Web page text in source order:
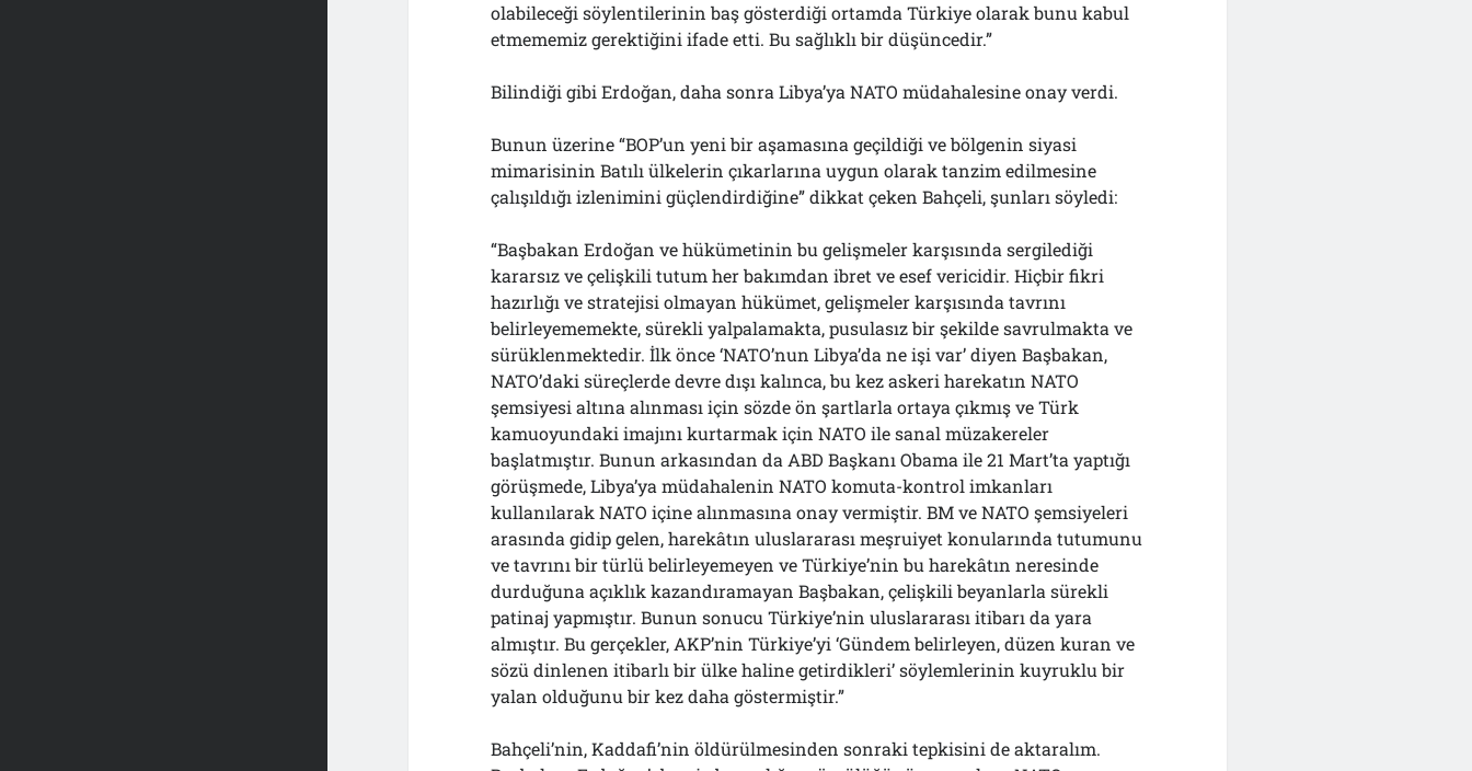
olabileceği söylentilerinin baş gösterdiği ortamda Türkiye olarak bunu kabul
etmememiz gerektiğini ifade etti. Bu sağlıklı bir düşüncedir.”
Bilindiği gibi Erdoğan, daha sonra Libya’ya NATO müdahalesine onay verdi.
Bunun üzerine “BOP’un yeni bir aşamasına geçildiği ve bölgenin siyasi
mimarisinin Batılı ülkelerin çıkarlarına uygun olarak tanzim edilmesine
çalışıldığı izlenimini güçlendirdiğine” dikkat çeken Bahçeli, şunları söyledi:
“Başbakan Erdoğan ve hükümetinin bu gelişmeler karşısında sergilediği
kararsız ve çelişkili tutum her bakımdan ibret ve esef vericidir. Hiçbir fikri
hazırlığı ve stratejisi olmayan hükümet, gelişmeler karşısında tavrını
belirleyememekte, sürekli yalpalamakta, pusulasız bir şekilde savrulmakta ve
sürüklenmektedir. İlk önce ‘NATO’nun Libya’da ne işi var’ diyen Başbakan,
NATO’daki süreçlerde devre dışı kalınca, bu kez askeri harekatın NATO
şemsiyesi altına alınması için sözde ön şartlarla ortaya çıkmış ve Türk
kamuoyundaki imajını kurtarmak için NATO ile sanal müzakereler
başlatmıştır. Bunun arkasından da ABD Başkanı Obama ile 21 Mart’ta yaptığı
görüşmede, Libya’ya müdahalenin NATO komuta-kontrol imkanları
kullanılarak NATO içine alınmasına onay vermiştir. BM ve NATO şemsiyeleri
arasında gidip gelen, harekâtın uluslararası meşruiyet konularında tutumunu
ve tavrını bir türlü belirleyemeyen ve Türkiye’nin bu harekâtın neresinde
durduğuna açıklık kazandıramayan Başbakan, çelişkili beyanlarla sürekli
patinaj yapmıştır. Bunun sonucu Türkiye’nin uluslararası itibarı da yara
almıştır. Bu gerçekler, AKP’nin Türkiye’yi ‘Gündem belirleyen, düzen kuran ve
sözü dinlenen itibarlı bir ülke haline getirdikleri’ söylemlerinin kuyruklu bir
yalan olduğunu bir kez daha göstermiştir.”
Bahçeli’nin, Kaddafi’nin öldürülmesinden sonraki tepkisini de aktaralım.